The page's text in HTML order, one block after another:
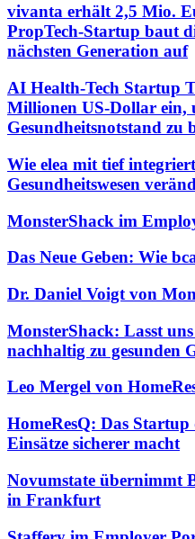
vivanta erhält 2,5 Mio.
PropTech-Startup baut
nächsten Generation auf
AI Health-Tech Startup
Millionen US-Dollar ein,
Gesundheitsnotstand zu
Wie elea mit tief
Gesundheitswesen
MonsterShack im
Das Neue Geben: Wie
Dr. Daniel Voigt von
MonsterShack: Lasst
nachhaltig zu gesunden
Leo Mergel von
HomeResQ: Das
Einsätze sicherer macht
Novumstate übernimmt
in Frankfurt